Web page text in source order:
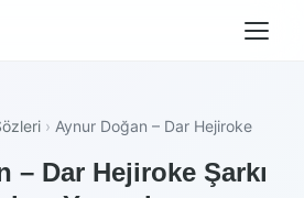
› Aynur Doğan – Dar Hejiroke
– Dar Hejiroke Şarkı